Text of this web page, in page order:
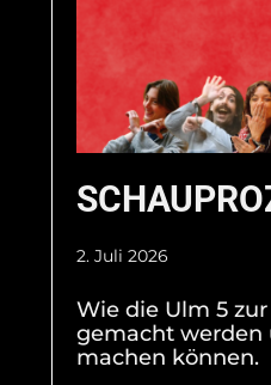
2. Juli 2026
Wie die Ulm 5
gemacht werden
machen können.